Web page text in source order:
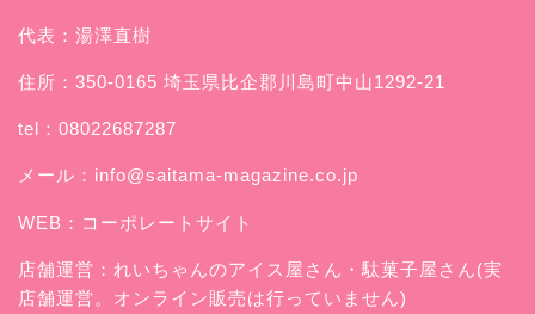
代表：湯澤直樹
住所：350-0165 埼玉県比企郡川島町中山1292-21
tel：08022687287
メール： info@saitama-magazine.co.jp
WEB： コーポレートサイト
店舗運営： れいちゃんのアイス屋さん ・駄菓子屋さん(実
店舗運営。オンライン販売は行っていません)